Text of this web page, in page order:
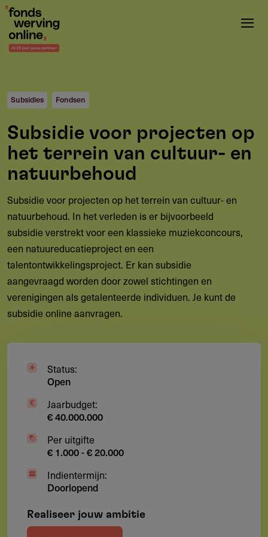
Overslaan
naar
de
gaan
Subsidies Fondsen
Subsidie voor projecten op
het terrein van cultuur- en
natuurbehoud
Subsidie voor projecten op het terrein van cultuur- en
natuurbehoud. In het verleden is er bijvoorbeeld
subsidie verstrekt voor een klassieke muziekconcours,
een natuureducatieproject en een
talentontwikkelingsproject. Er kan subsidie
aangevraagd worden door zowel stichtingen en
verenigingen als getalenteerde individuen. Je kunt de
subsidie online aanvragen.
Status:
Open
Jaarbudget:
€ 40.000.000
Per uitgifte
€ 1.000 - € 20.000
Indientermijn:
Doorlopend
Realiseer jouw ambitie